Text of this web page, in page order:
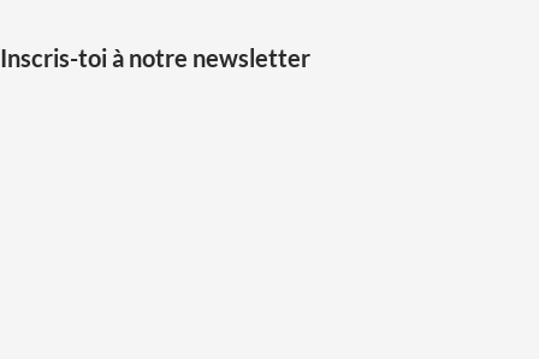
Inscris-toi à notre newsletter